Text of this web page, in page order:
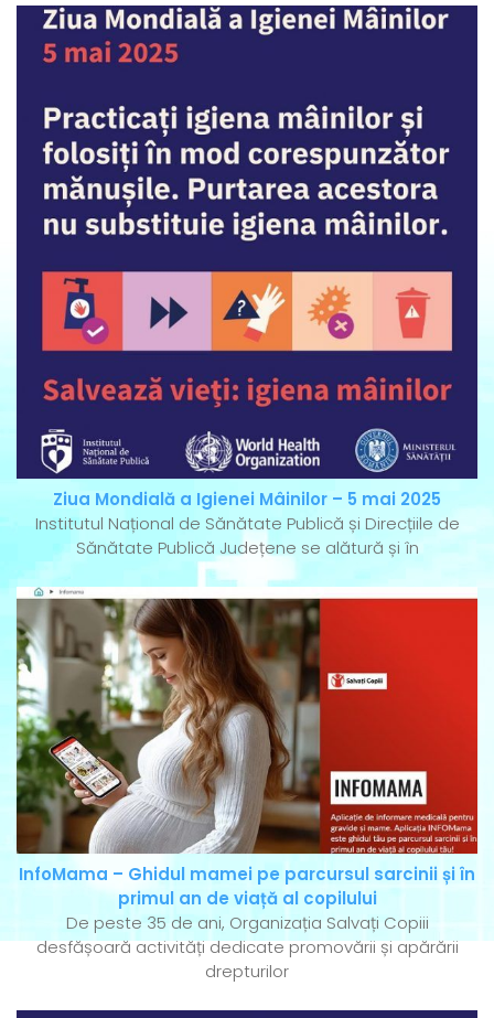
Ziua Mondială a Igienei Mâinilor – 5 mai 2025
Institutul Național de Sănătate Publică și Direcțiile de
Sănătate Publică Județene se alătură și în
InfoMama – Ghidul mamei pe parcursul sarcinii și în
primul an de viață al copilului
De peste 35 de ani, Organizația Salvați Copiii
desfășoară activități dedicate promovării și apărării
drepturilor